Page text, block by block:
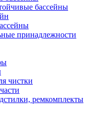
бассейны
принадлежности
чистки
ремкомплекты